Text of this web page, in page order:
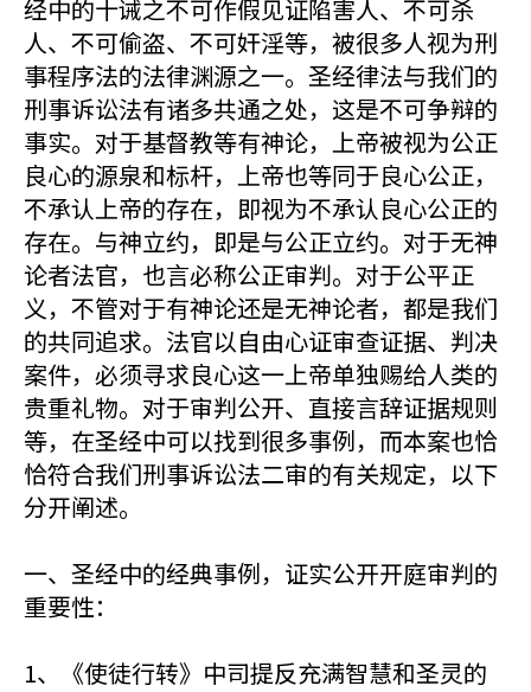
经中的十诫之不可作假见证陷害人、不可杀
人、不可偷盗、不可奸淫等，被很多人视为刑
事程序法的法律渊源之一。圣经律法与我们的
刑事诉讼法有诸多共通之处，这是不可争辩的
事实。对于基督教等有神论，上帝被视为公正
良心的源泉和标杆，上帝也等同于良心公正，
不承认上帝的存在，即视为不承认良心公正的
存在。与神立约，即是与公正立约。对于无神
论者法官，也言必称公正审判。对于公平正
义，不管对于有神论还是无神论者，都是我们
的共同追求。法官以自由心证审查证据、判决
案件，必须寻求良心这一上帝单独赐给人类的
贵重礼物。对于审判公开、直接言辞证据规则
等，在圣经中可以找到很多事例，而本案也恰
恰符合我们刑事诉讼法二审的有关规定，以下
分开阐述。
一、圣经中的经典事例，证实公开开庭审判的
重要性：
1、《使徒行转》中司提反充满智慧和圣灵的